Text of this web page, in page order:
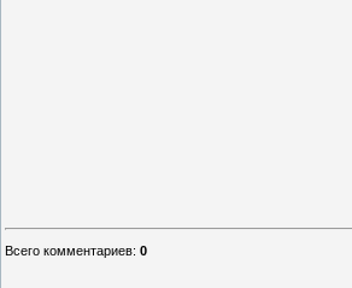
Всего комментариев: 0